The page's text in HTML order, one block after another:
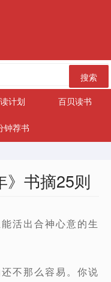
搜索
计划 百贝读书
钟荐书
》书摘25则
活出合神心意的生
不那么容易。你说